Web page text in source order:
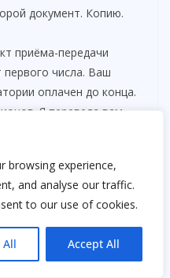
browsing experience,
and analyse our traffic.
to our use of cookies.
All Accept All
документ. Копию.
приёма-передачи
числа. Ваш
оплачен до конца.
Я перевела вам
Чтобы вы не
змеи.
за пять лет,
что сидит на шее у
квартиры.